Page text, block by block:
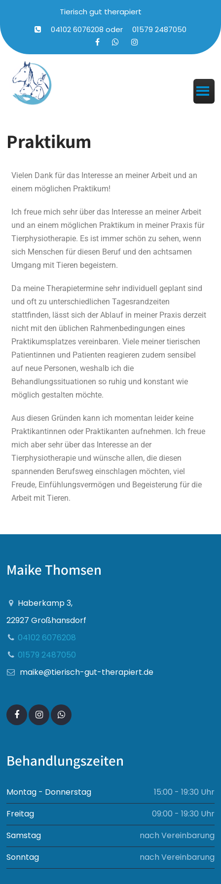
Tierisch gut therapiert
04102 6076208 oder 01579 2487050
Praktikum
Vielen Dank für das Interesse an meiner Arbeit und an
einem möglichen Praktikum!
Ich freue mich sehr über das Interesse an meiner Arbeit
und an einem möglichen Praktikum in meiner Praxis für
Tierphysiotherapie. Es ist immer schön zu sehen, wenn
sich Menschen für diesen Beruf und den achtsamen
Umgang mit Tieren begeistern.
Da meine Therapietermine sehr individuell geplant sind
und oft zu unterschiedlichen Tagesrandzeiten
stattfinden, lässt sich der Ablauf in meiner Praxis derzeit
nicht mit den üblichen Rahmenbedingungen eines
Praktikumsplatzes vereinbaren. Viele meiner tierischen
Patientinnen und Patienten reagieren zudem sensibel
auf neue Personen, weshalb ich die
Behandlungssituationen so ruhig und konstant wie
möglich gestalten möchte.
Aus diesen Gründen kann ich momentan leider keine
Praktikantinnen oder Praktikanten aufnehmen. Ich freue
mich aber sehr über das Interesse an der
Tierphysiotherapie und wünsche allen, die diesen
spannenden Berufsweg einschlagen möchten, viel
Freude, Einfühlungsvermögen und Begeisterung für die
Arbeit mit Tieren.
Maike Thomsen
Haberkamp 3,
22927 Großhansdorf
04102 6076208
01579 2487050
maike@tierisch-gut-therapiert.de
Behandlungszeiten
Montag - Donnerstag
15:00 - 19:30 Uhr
Freitag
09:00 - 19:30 Uhr
Samstag
nach Vereinbarung
Sonntag
nach Vereinbarung